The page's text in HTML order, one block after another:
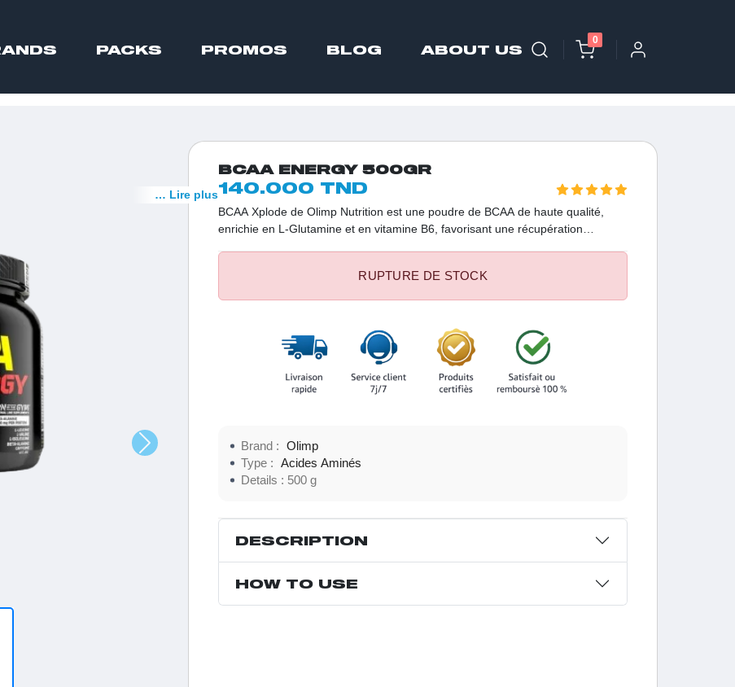
PACKS PROMOS BLOG ABOUT US
0
BCAA ENERGY 500GR
140.000 TND
BCAA Xplode de Olimp Nutrition est une poudre de BCAA de haute qualité,
enrichie en L-Glutamine et en vitamine B6, favorisant une récupération
… Lire plus
RUPTURE DE STOCK
Brand :
Olimp
Type :
Acides Aminés
Details :
500 g
DESCRIPTION
HOW TO USE